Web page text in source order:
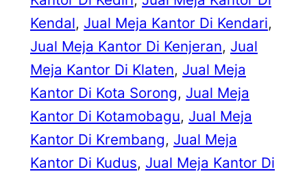
Kendal, Jual Meja Kantor Di Kendari
Jual Meja Kantor Di Kenjeran, Jual
Meja Kantor Di Klaten, Jual Meja
Kantor Di Kota Sorong, Jual Meja
Kantor Di Kotamobagu, Jual Meja
Kantor Di Krembang, Jual Meja
Kantor Di Kudus, Jual Meja Kantor Di